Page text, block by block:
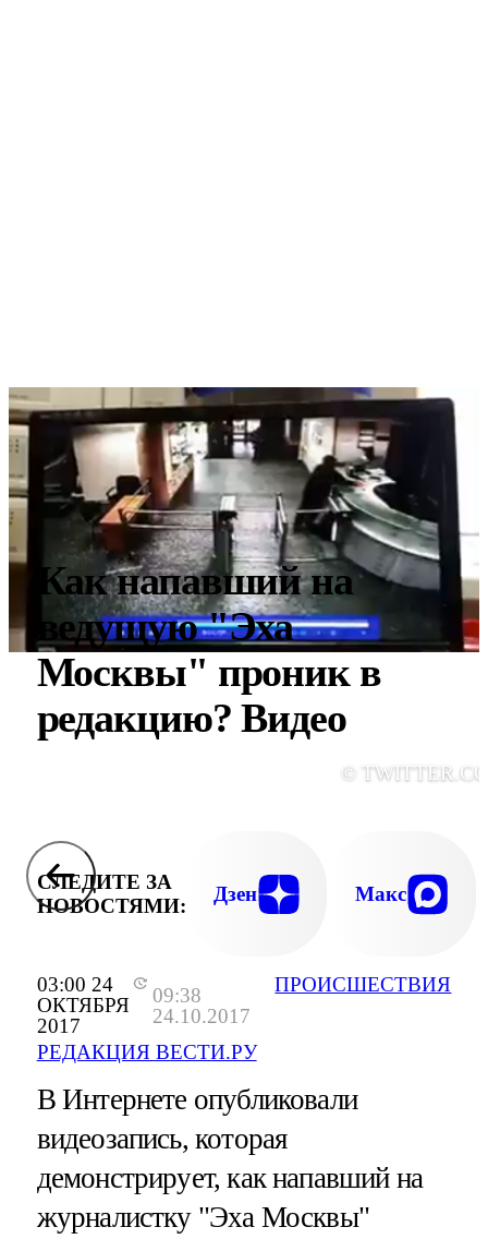
03:00 24
ОКТЯБРЯ
2017
09:38
24.10.2017
РЕДАКЦИЯ ВЕСТИ.РУ
ПРОИСШЕСТВИЯ
Как напавший на
ведущую "Эха
Москвы" проник в
редакцию? Видео
©
СЛЕДИТЕ ЗА
НОВОСТЯМИ:
Дзен Макс
В Интернете опубликовали
видеозапись, которая
демонстрирует, как напавший на
журналистку "Эха Москвы"